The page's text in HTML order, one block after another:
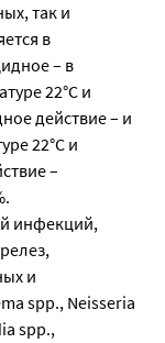
так и
в
– в
22°С и
действие – и
22°С и
–
инфекций,
и
spp., Neisseria
spp.,